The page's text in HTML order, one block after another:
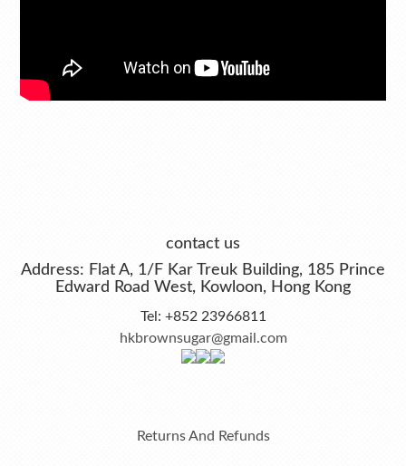
contact us
Address: Flat A, 1/F Kar Treuk Building, 185 Prince
Edward Road West, Kowloon, Hong Kong
Tel: +852 23966811
hkbrownsugar@gmail.com
Returns And Refunds